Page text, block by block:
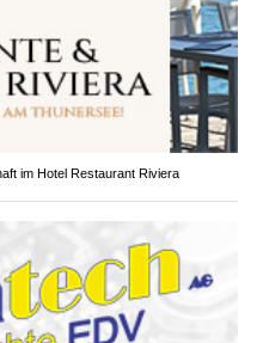
im Hotel Restaurant Riviera